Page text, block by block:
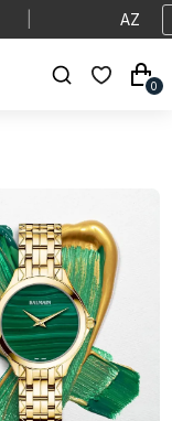
AZ
0